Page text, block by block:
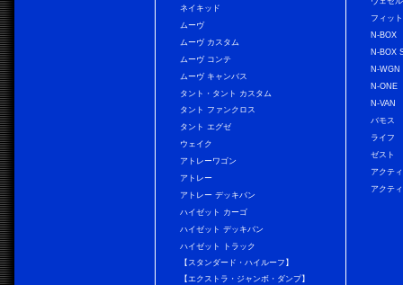
ネイキッド
ムーヴ
ムーヴ カスタム
ムーヴ コンテ
ムーヴ キャンバス
タント・タント カスタム
タント ファンクロス
タント エグゼ
ウェイク
アトレーワゴン
アトレー
アトレー デッキバン
ハイゼット カーゴ
ハイゼット デッキバン
ハイゼット トラック
【スタンダード・ハイルーフ】
【エクストラ・ジャンボ・ダンプ】
フィット
N-BOX
N-BOX
N-WGN
N-ONE
N-VAN
バモス
ライフ
ゼスト
アクテ
アクテ